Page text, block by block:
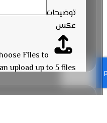
توضیحات
عکس
Choose Files to
can upload up to 5 files.